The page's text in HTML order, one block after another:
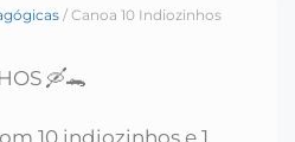
/ Canoa 10 Indiozinhos
🛶🐊